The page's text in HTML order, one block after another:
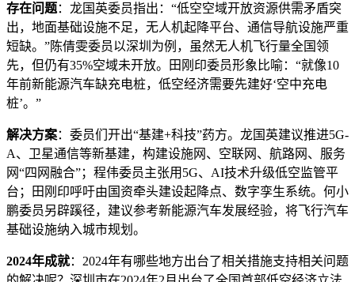
存在问题：龙国英委员指出：“低空空域开放资源供需矛盾突
出，地面基础设施不足，无人机起降平台、通信导航设施严重
短缺。”陈倩雯委员以深圳为例，虽然无人机飞行量全国领
先，但仍有35%空域未开放。田刚印委员形象比喻：“就像10
年前新能源汽车缺充电桩，低空经济需要先建好‘空中充电
桩’。”
解决方案：委员们开出“基建+科技”药方。龙国英建议推进5G-
A、卫星通信等新基建，构建设施网、空联网、航路网、服务
网“四网融合”；程伟委员主张用5G、AI技术升级低空监管平
台；田刚印呼吁由国资牵头建设起降点、数字孪生系统。何小
鹏委员另辟蹊径，建议参考新能源汽车发展经验，将飞行汽车
基础设施纳入城市规划。
2024年成就：2024年有哪些地方出台了相关措施支持相关问题